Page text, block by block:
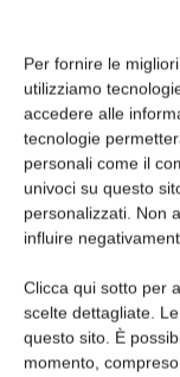
Per fornire le
utilizziamo
accedere alle
tecnologie
personali come il
univoci su questo
personalizzati. Non
influire
Clicca qui sotto per
scelte dettagliate.
questo sito. È
momento,
G. Mulaset al.
Journal of
ottobre 2013
TAGS formaggio